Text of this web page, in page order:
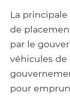
La
de
par le
véhicules de
pour